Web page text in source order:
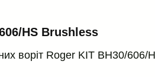
HS Brushless
воріт Roger KIT BH30/606/